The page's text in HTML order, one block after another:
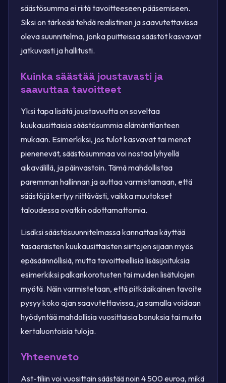
säästösumma ei riitä tavoitteeseen pääsemiseen.
Siksi on tärkeää tehdä realistinen ja saavutettavissa
oleva suunnitelma, jonka puitteissa säästöt kasvavat
jatkuvasti ja hallitusti.
Kuinka säästää joustavasti ja
saavuttaa tavoitteet
Yksi tapa lisätä joustavuutta on soveltaa
kuukausittaisia säästösummia elämäntilanteen
mukaan. Esimerkiksi, jos tulot kasvavat tai menot
pienenevät, säästösummaa voi nostaa lyhyellä
aikavälillä, ja päinvastoin. Tämä mahdollistaa
paremman hallinnan ja auttaa varmistamaan, että
säästöjä kertyy riittävästi, vaikka muutokset
taloudessa ovatkin odottamattomia.
Lisäksi säästösuunnitelmassa kannattaa käyttää
tasaeräisten kuukausittaisten siirtojen sijaan myös
epäsäännöllisiä, mutta tavoitteellisia lisäsijoituksia
esimerkiksi palkankorotusten tai muiden lisätulojen
myötä. Näin varmistetaan, että pitkäaikainen tavoite
pysyy koko ajan saavutettavissa, ja samalla voidaan
hyödyntää mahdollisia vuosittaisia bonuksia tai muita
kertaluontoisia tuloja.
Yhteenveto
Ast-tiliin voi vuosittain säästää noin 4 500 euroa, mikä